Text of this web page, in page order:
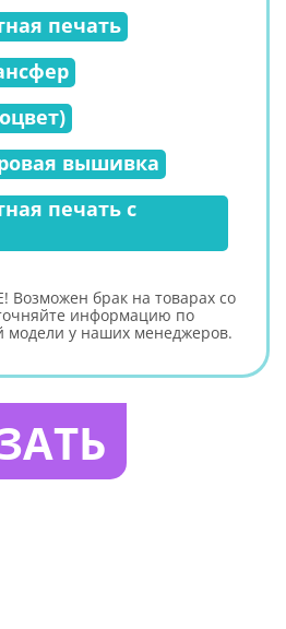
печать
вышивка
печать с
брак на товарах со
информацию по
модели у наших менеджеров.